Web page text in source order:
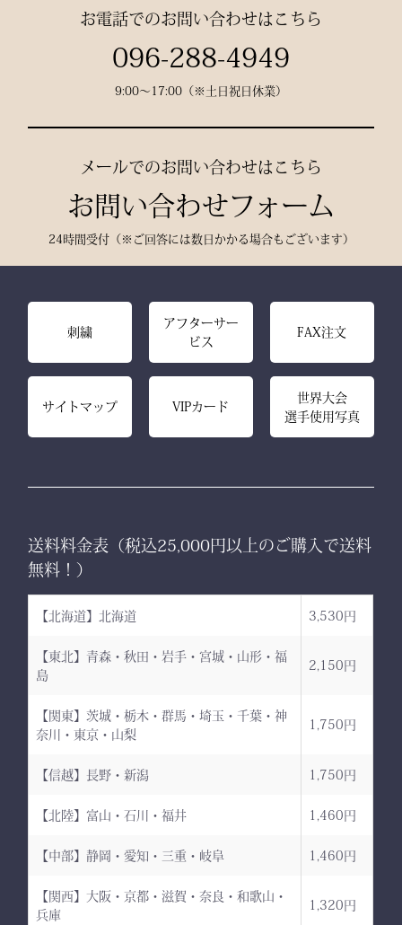
熟練職人の 丁寧な縫製
お電話でのお問い合わせはこちら
096-288-4949
9:00〜17:00（※土日祝日休業）
メールでのお問い合わせはこちら
お問い合わせフォーム
24時間受付（※ご回答には数日かかる場合もございます）
刺繍
アフターサー
ビス
FAX注文
サイトマップ VIPカード
世界大会
選手使用写真
送料料金表（税込25,000円以上のご購入で送料
無料！）
【北海道】北海道 3,530円
【東北】青森・秋田・岩手・宮城・山形・福
島
2,150円
【関東】茨城・栃木・群馬・埼玉・千葉・神
奈川・東京・山梨
1,750円
【信越】長野・新潟 1,750円
【北陸】富山・石川・福井 1,460円
【中部】静岡・愛知・三重・岐阜 1,460円
【関西】大阪・京都・滋賀・奈良・和歌山・
兵庫
1,320円